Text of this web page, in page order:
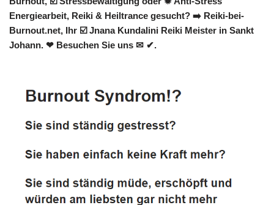
Energiearbeit, Reiki & Heiltrance gesucht? ➡️ Reiki-bei-
Burnout.net, Ihr ☑️ Jnana Kundalini Reiki Meister in Sankt
Johann. ❤ Besuchen Sie uns ✉ ✔.